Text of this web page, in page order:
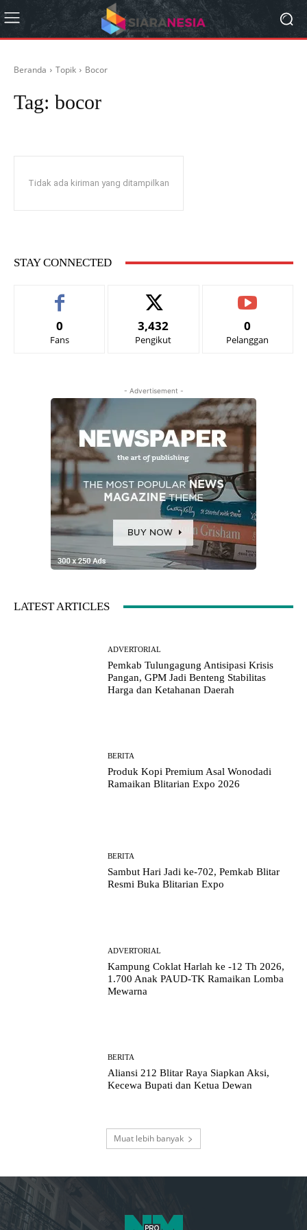
Beranda Topik Bocor
Tag: bocor
Tidak ada kiriman yang ditampilkan
STAY CONNECTED
0
Fans
3,432
Pengikut
0
Pelanggan
- Advertisement -
LATEST ARTICLES
ADVERTORIAL
Pemkab Tulungagung Antisipasi Krisis
Pangan, GPM Jadi Benteng Stabilitas
Harga dan Ketahanan Daerah
BERITA
Produk Kopi Premium Asal Wonodadi
Ramaikan Blitarian Expo 2026
BERITA
Sambut Hari Jadi ke-702, Pemkab Blitar
Resmi Buka Blitarian Expo
ADVERTORIAL
Kampung Coklat Harlah ke -12 Th 2026,
1.700 Anak PAUD-TK Ramaikan Lomba
Mewarna
BERITA
Aliansi 212 Blitar Raya Siapkan Aksi,
Kecewa Bupati dan Ketua Dewan
Muat lebih banyak